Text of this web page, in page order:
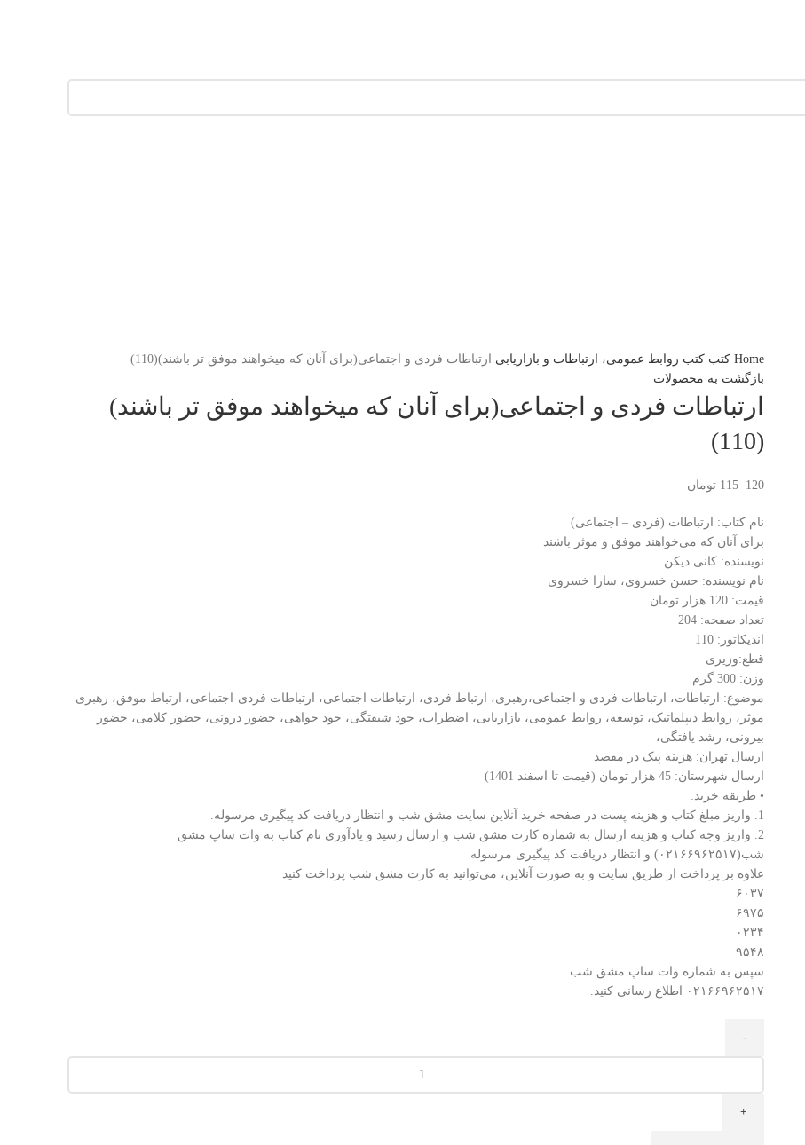
Home کتبکتب روابط عمومی، ارتباطات و بازاریابی ارتباطات فردی و اجتماعی(برای آنان که میخواهند موفق تر باشند)(110)
بازگشت به محصولات
ارتباطات فردی و اجتماعی(برای آنان که میخواهند موفق تر باشند)
(110)
120
115 تومان
نام کتاب: ارتباطات (فردی – اجتماعی)
برای آنان که می‌خواهند موفق و موثر باشند
نویسنده: کانی دیکن
نام نویسنده: حسن خسروی، سارا خسروی
قیمت: 120 هزار تومان
تعداد صفحه: 204
اندیکاتور: 110
قطع:وزیری
وزن: 300 گرم
موضوع: ارتباطات، ارتباطات فردی و اجتماعی،رهبری، ارتباط فردی، ارتباطات اجتماعی، ارتباطات فردی-اجتماعی، ارتباط موفق، رهبری
موثر، روابط دیپلماتیک، توسعه، روابط عمومی، بازاریابی، اضطراب، خود شیفتگی، خود خواهی، حضور درونی، حضور کلامی، حضور
بیرونی، رشد یافتگی،
ارسال تهران: هزینه پیک در مقصد
ارسال شهرستان: 45 هزار تومان (قیمت تا اسفند 1401)
• طریقه خرید:
1. واریز مبلغ کتاب و هزینه پست در صفحه خرید آنلاین سایت مشق شب و انتظار دریافت کد پیگیری مرسوله.
2. واریز وجه کتاب و هزینه ارسال به شماره کارت مشق شب و ارسال رسید و یادآوری نام کتاب به وات ساپ مشق
شب(۰۲۱۶۶۹۶۲۵۱۷) و انتظار دریافت کد پیگیری مرسوله
علاوه بر پرداخت از طریق سایت و به صورت آنلاین، می‌توانید به کارت مشق شب پرداخت کنید
۶۰۳۷
۶۹۷۵
۰۲۳۴
۹۵۴۸
سپس به شماره وات ساپ مشق شب
۰۲۱۶۶۹۶۲۵۱۷ اطلاع رسانی کنید.